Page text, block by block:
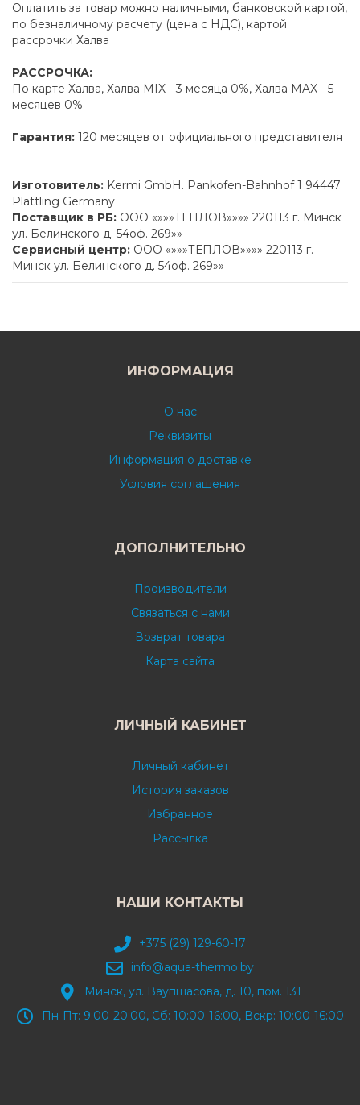
Оплатить за товар можно наличными, банковской картой,
по безналичному расчету (цена с НДС), картой
рассрочки Халва
РАССРОЧКА:
По карте Халва, Халва MIX - 3 месяца 0%, Халва MAX - 5
месяцев 0%
Гарантия: 120 месяцев от официального представителя
Изготовитель: Kermi GmbH. Pankofen-Bahnhof 1 94447
Plattling Germany
Поставщик в РБ: ООО «»»»ТЕПЛОВ»»»» 220113 г. Минск
ул. Белинского д. 54оф. 269»»
Сервисный центр: ООО «»»»ТЕПЛОВ»»»» 220113 г.
Минск ул. Белинского д. 54оф. 269»»
ИНФОРМАЦИЯ
О нас
Реквизиты
Информация о доставке
Условия соглашения
ДОПОЛНИТЕЛЬНО
Производители
Связаться с нами
Возврат товара
Карта сайта
ЛИЧНЫЙ КАБИНЕТ
Личный кабинет
История заказов
Избранное
Рассылка
НАШИ КОНТАКТЫ
+375 (29) 129-60-17
info@aqua-thermo.by
Минск, ул. Ваупшасова, д. 10, пом. 131
Пн-Пт: 9:00-20:00, Сб: 10:00-16:00, Вскр: 10:00-16:00